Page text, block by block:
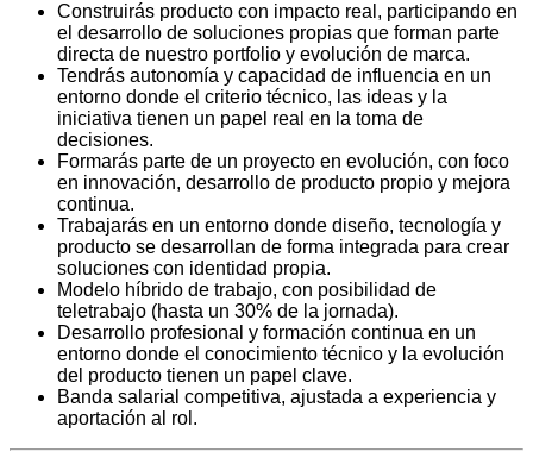
Construirás producto con impacto real, participando en
el desarrollo de soluciones propias que forman parte
directa de nuestro portfolio y evolución de marca.
Tendrás autonomía y capacidad de influencia en un
entorno donde el criterio técnico, las ideas y la
iniciativa tienen un papel real en la toma de
decisiones.
Formarás parte de un proyecto en evolución, con foco
en innovación, desarrollo de producto propio y mejora
continua.
Trabajarás en un entorno donde diseño, tecnología y
producto se desarrollan de forma integrada para crear
soluciones con identidad propia.
Modelo híbrido de trabajo, con posibilidad de
teletrabajo (hasta un 30% de la jornada).
Desarrollo profesional y formación continua en un
entorno donde el conocimiento técnico y la evolución
del producto tienen un papel clave.
Banda salarial competitiva, ajustada a experiencia y
aportación al rol.